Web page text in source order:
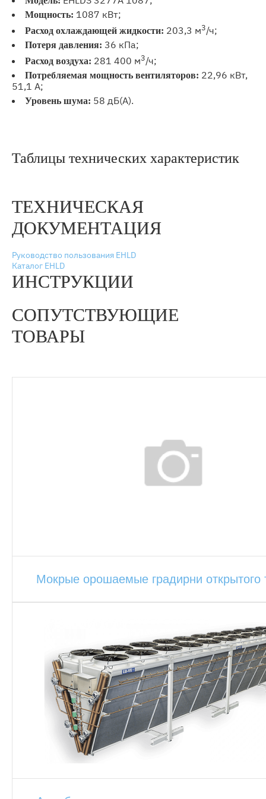
Мощность: 1087 кВт;
Расход охлаждающей жидкости: 203,3 м3/ч;
Потеря давления: 36 кПа;
Расход воздуха: 281 400 м3/ч;
Потребляемая мощность вентиляторов: 22,96 кВт,
51,1 А;
Уровень шума: 58 дБ(А).
Таблицы технических характеристик
ТЕХНИЧЕСКАЯ
ДОКУМЕНТАЦИЯ
Руководство пользования EHLD
Каталог EHLD
ИНСТРУКЦИИ
СОПУТСТВУЮЩИЕ
ТОВАРЫ
Мокрые орошаемые градирни открытого